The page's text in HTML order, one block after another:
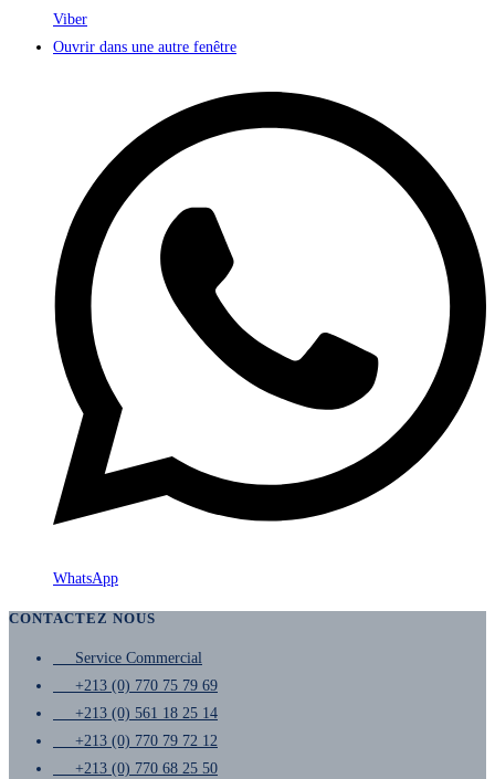
Viber
Ouvrir dans une autre fenêtre
WhatsApp
CONTACTEZ NOUS
Service Commercial
+213 (0) 770 75 79 69
+213 (0) 561 18 25 14
+213 (0) 770 79 72 12
+213 (0) 770 68 25 50